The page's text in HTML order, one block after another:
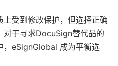
受到修改保护，但选择正确
对于寻求DocuSign替代品的
，eSignGlobal 成为平衡选